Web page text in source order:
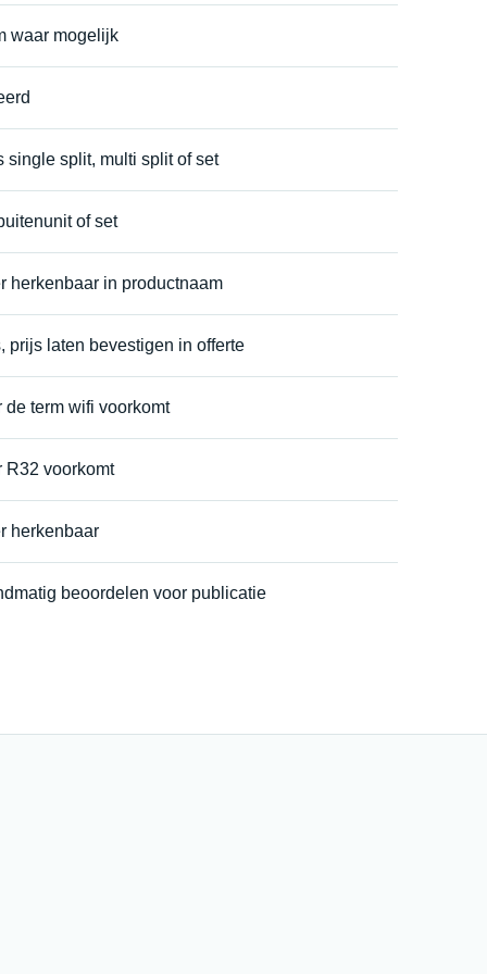
waar mogelijk
single split, multi split of set
of set
herkenbaar in productnaam
prijs laten bevestigen in offerte
term wifi voorkomt
voorkomt
herkenbaar
beoordelen voor publicatie